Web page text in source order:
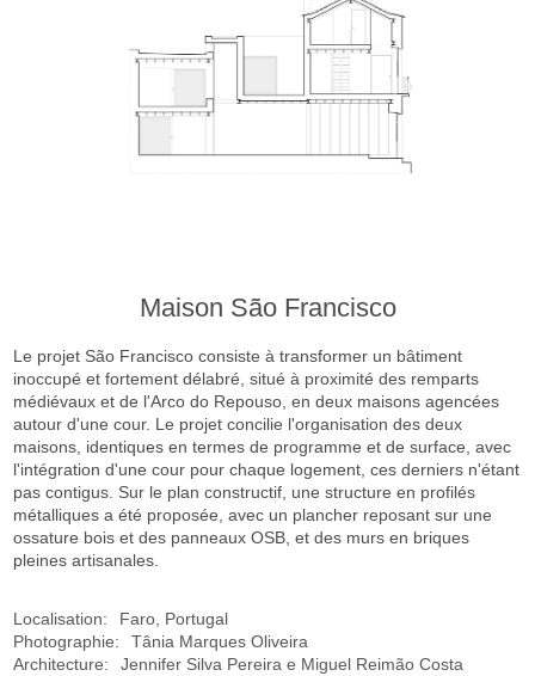
Maison São Francisco
Le projet São Francisco consiste à transformer un bâtiment
inoccupé et fortement délabré, situé à proximité des remparts
médiévaux et de l'Arco do Repouso, en deux maisons agencées
autour d'une cour. Le projet concilie l'organisation des deux
maisons, identiques en termes de programme et de surface, avec
l'intégration d'une cour pour chaque logement, ces derniers n'étant
pas contigus. Sur le plan constructif, une structure en profilés
métalliques a été proposée, avec un plancher reposant sur une
ossature bois et des panneaux OSB, et des murs en briques
pleines artisanales.
Localisation:
Faro, Portugal
Photographie:
Tânia Marques Oliveira
Architecture:
Jennifer Silva Pereira e Miguel Reimão Costa